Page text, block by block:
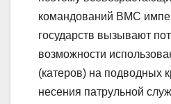
командований ВМС
государств вызывают
возможности
(катеров) на подводных
несения патрульной